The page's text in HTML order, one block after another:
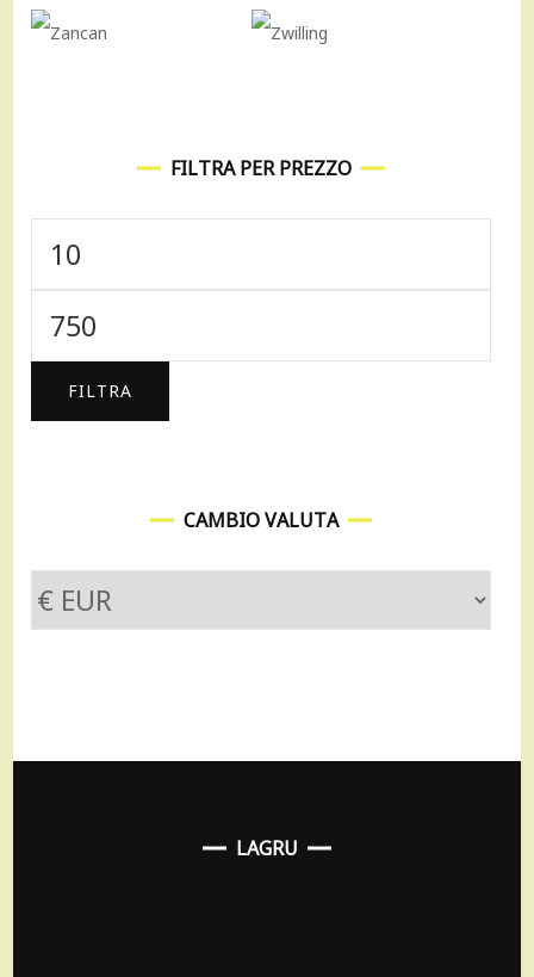
FILTRA PER PREZZO
Prezzo
Min
Prezzo
FILTRA
CAMBIO VALUTA
LAGRU